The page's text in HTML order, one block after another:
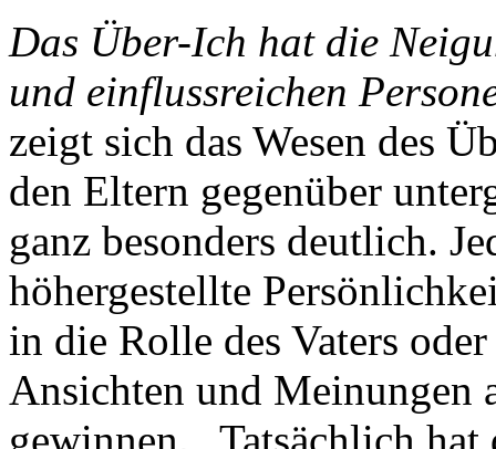
Das Über-Ich hat die
und einflussreichen
zeigt sich das Wesen des
den Eltern gegenüber
ganz besonders deutlich.
höhergestellte
in die Rolle des Vaters
Ansichten und Meinungen